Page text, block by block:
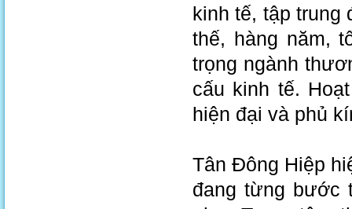
kinh tế, tập trung
thế, hàng năm,
trọng ngành
cấu kinh tế.
hiện đại và phủ
Tân Đông Hiệp
đang từng bước